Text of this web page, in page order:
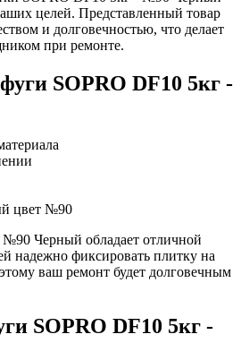
целей. Представленный товар
и долговечностью, что делает
при ремонте.
SOPRO DF10 5кг -
цвет №90
Черный обладает отличной
надежно фиксировать плитку на
ваш ремонт будет долговечным
SOPRO DF10 5кг -